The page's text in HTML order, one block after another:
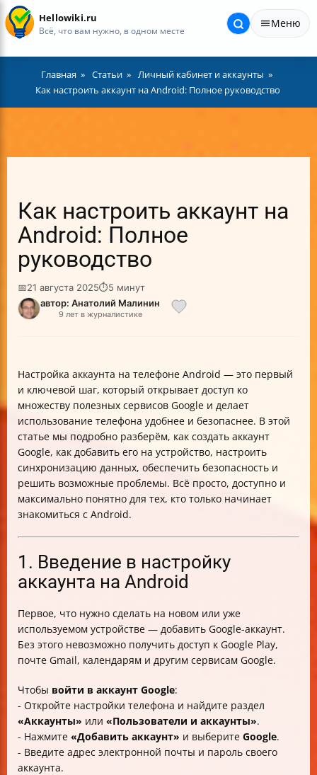
Hellowiki.ru
Всё, что вам нужно, в одном месте
Меню
Главная Статьи
Личный кабинет и аккаунты
Как настроить аккаунт на Android: Полное руководство
Как настроить аккаунт на
Android: Полное
руководство
📅21 августа 2025⏱5 минут
автор: Анатолий Малинин
9 лет в журналистике
Настройка аккаунта на телефоне Android — это первый
и ключевой шаг, который открывает доступ ко
множеству полезных сервисов Google и делает
использование телефона удобнее и безопаснее. В этой
статье мы подробно разберём, как создать аккаунт
Google, как добавить его на устройство, настроить
синхронизацию данных, обеспечить безопасность и
решить возможные проблемы. Всё просто, доступно и
максимально понятно для тех, кто только начинает
знакомиться с Android.
1. Введение в настройку
аккаунта на Android
Первое, что нужно сделать на новом или уже
используемом устройстве — добавить Google-аккаунт.
Без этого невозможно получить доступ к Google Play,
почте Gmail, календарям и другим сервисам Google.
Чтобы войти в аккаунт Google:
- Откройте настройки телефона и найдите раздел
«Аккаунты» или «Пользователи и аккаунты».
- Нажмите «Добавить аккаунт» и выберите Google.
- Введите адрес электронной почты и пароль своего
аккаунта.